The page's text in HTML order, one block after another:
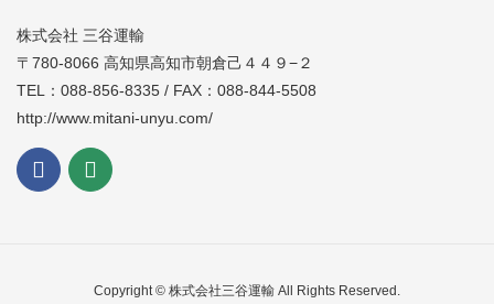
株式会社 三谷運輸
〒780-8066 高知県高知市朝倉己４４９−２
TEL：088-856-8335 / FAX：088-844-5508
http://www.mitani-unyu.com/
Copyright © 株式会社三谷運輸 All Rights Reserved.